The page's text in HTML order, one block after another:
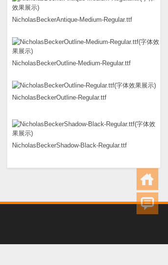
NicholasBeckerAntique-Medium-Regular.ttf
NicholasBeckerOutline-Medium-Regular.ttf
NicholasBeckerOutline-Regular.ttf
NicholasBeckerShadow-Black-Regular.ttf